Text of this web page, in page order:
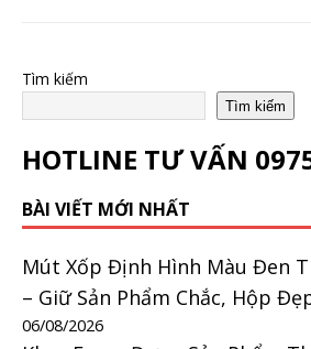
Tìm kiếm
Tìm kiếm
HOTLINE TƯ VẤN
BÀI VIẾT MỚI NHẤT
Mút Xốp Định Hình Màu Đen
– Giữ Sản Phẩm Chắc, Hộp
06/08/2026